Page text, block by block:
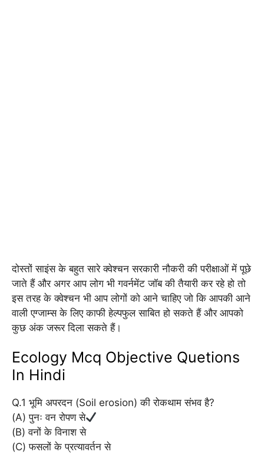
दोस्तों साइंस के बहुत सारे क्वेश्चन सरकारी नौकरी की परीक्षाओं में पूछे
जाते हैं और अगर आप लोग भी गवर्नमेंट जॉब की तैयारी कर रहे हो तो
इस तरह के क्वेश्चन भी आप लोगों को आने चाहिए जो कि आपकी आने
वाली एग्जाम्स के लिए काफी हेल्पफुल साबित हो सकते हैं और आपको
कुछ अंक जरूर दिला सकते हैं।
Ecology Mcq Objective Quetions
In Hindi
Q.1 भूमि अपरदन (Soil erosion) की रोकथाम संभव है?
(A) पुनः वन रोपण से
(B) वनों के विनाश से
(C) फसलों के प्रत्यावर्तन से